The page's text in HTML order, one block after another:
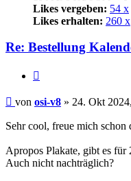
Likes vergeben: 54 x
Likes erhalten: 260 x
Re: Bestellung
Beitrag
von osi-v8 » 24. Okt
Sehr cool, freue mich schon
Apropos Plakate, gibt es für
Auch nicht nachträglich?